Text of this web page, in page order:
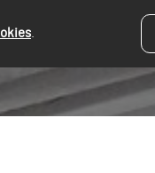
.